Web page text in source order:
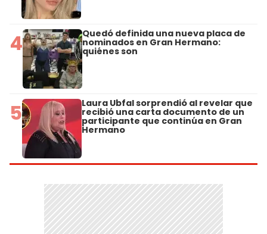
4 Quedó definida una nueva placa de
nominados en Gran Hermano:
quiénes son
5 Laura Ubfal sorprendió al revelar que
recibió una carta documento de un
participante que continúa en Gran
Hermano